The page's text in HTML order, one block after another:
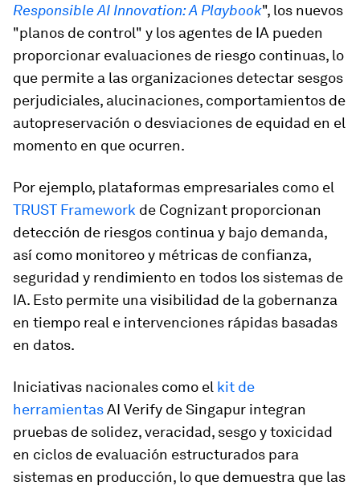
Responsible AI Innovation: A Playbook", los nuevos
"planos de control" y los agentes de IA pueden
proporcionar evaluaciones de riesgo continuas, lo
que permite a las organizaciones detectar sesgos
perjudiciales, alucinaciones, comportamientos de
autopreservación o desviaciones de equidad en el
momento en que ocurren.
Por ejemplo, plataformas empresariales como el
TRUST Framework de Cognizant proporcionan
detección de riesgos continua y bajo demanda,
así como monitoreo y métricas de confianza,
seguridad y rendimiento en todos los sistemas de
IA. Esto permite una visibilidad de la gobernanza
en tiempo real e intervenciones rápidas basadas
en datos.
Iniciativas nacionales como el kit de
herramientasAI Verify de Singapur integran
pruebas de solidez, veracidad, sesgo y toxicidad
en ciclos de evaluación estructurados para
sistemas en producción, lo que demuestra que las